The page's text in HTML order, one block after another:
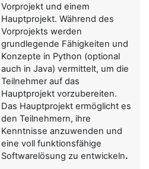
Vorprojekt und einem
Hauptprojekt. Während des
Vorprojekts werden
grundlegende Fähigkeiten und
Konzepte in Python (optional
auch in Java) vermittelt, um die
Teilnehmer auf das
Hauptprojekt vorzubereiten.
Das Hauptprojekt ermöglicht es
den Teilnehmern, ihre
Kenntnisse anzuwenden und
eine voll funktionsfähige
Softwarelösung zu entwickeln.